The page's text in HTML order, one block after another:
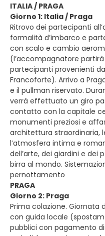
ITALIA / PRAGA
Giorno 1: Italia / Praga
Ritrovo dei partecipanti
formalità d’imbarco e
con scalo e cambio
(l’accompagnatore partirà
partecipanti provenienti
Francoforte). Arrivo a
e il pullman riservato.
verrà effettuato un giro
contatto con la capitale
monumenti preziosi e
architettura straordinaria,
l’atmosfera intima e
dell’arte, dei giardini e dei
birra al mondo.
pernottamento
PRAGA
Giorno 2: Praga
Prima colazione. Giornata
con guida locale
pubblici con pagamento